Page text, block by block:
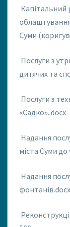
Капітальний
облаштування
Суми
Послуги з
дитячих та
Послуги з
«Садко»..docx
Надання
міста Суми до
Надання
фонтанів.docx